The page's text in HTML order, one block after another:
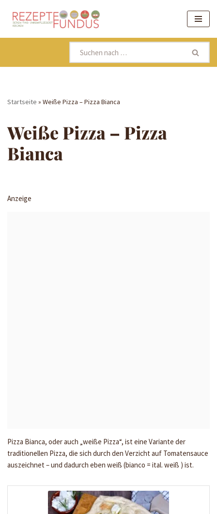
Zum
Inhalt
Startseite » Weiße Pizza – Pizza Bianca
Weiße Pizza – Pizza
Bianca
Anzeige
Pizza Bianca, oder auch „weiße Pizza“, ist eine Variante der
traditionellen Pizza, die sich durch den Verzicht auf Tomatensauce
auszeichnet – und dadurch eben weiß (bianco = ital. weiß ) ist.